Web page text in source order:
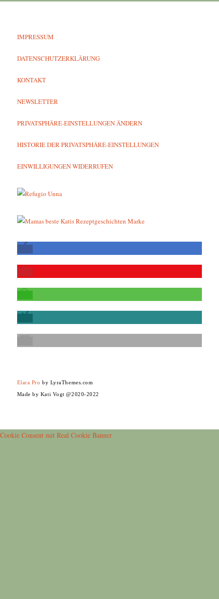
IMPRESSUM
DATENSCHUTZERKLÄRUNG
KONTAKT
NEWSLETTER
PRIVATSPHÄRE-EINSTELLUNGEN ÄNDERN
HISTORIE DER PRIVATSPHÄRE-EINSTELLUNGEN
EINWILLIGUNGEN WIDERRUFEN
Elara Pro by LyraThemes.com
Made by Kati Vogt @2020-2022
Cookie Consent mit Real Cookie Banner